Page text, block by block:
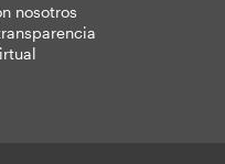
nosotros